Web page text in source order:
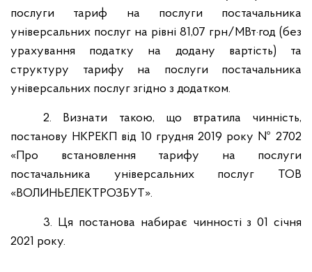
послуги тариф на послуги постачальника
універсальних послуг на рівні 81,07 грн/МВт·год (без
урахування податку на додану вартість) та
структуру тарифу на послуги постачальника
універсальних послуг згідно з додатком.
2. Визнати такою, що втратила чинність,
постанову НКРЕКП від 10 грудня 2019 року № 2702
«Про встановлення тарифу на послуги
постачальника універсальних послуг ТОВ
«ВОЛИНЬЕЛЕКТРОЗБУТ».
3. Ця постанова набирає чинності з 01 січня
2021 року.